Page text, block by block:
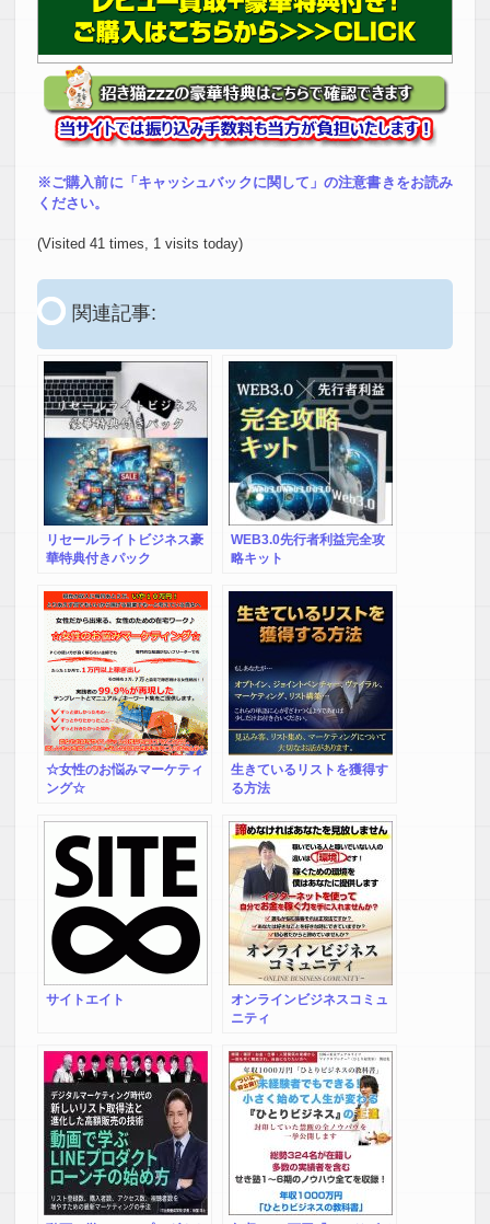
※ご購入前に「キャッシュバックに関して」の注意書きをお読み
ください。
(Visited 41 times, 1 visits today)
関連記事:
リセールライトビジネス豪
華特典付きパック
WEB3.0先行者利益完全攻
略キット
☆女性のお悩みマーケティ
ング☆
生きているリストを獲得す
る方法
サイトエイト
オンラインビジネスコミュ
ニティ